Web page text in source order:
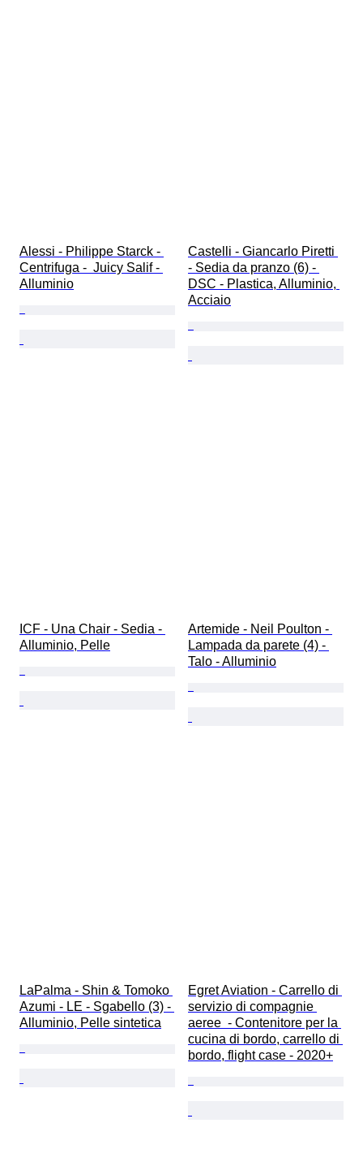
Alessi - Philippe Starck -
Centrifuga -  Juicy Salif -
Alluminio
Castelli - Giancarlo Piretti
- Sedia da pranzo (6) -
DSC - Plastica, Alluminio,
Acciaio
ICF - Una Chair - Sedia -
Alluminio, Pelle
Artemide - Neil Poulton -
Lampada da parete (4) -
Talo - Alluminio
LaPalma - Shin & Tomoko
Azumi - LE - Sgabello (3) -
Alluminio, Pelle sintetica
Egret Aviation - Carrello di
servizio di compagnie
aeree  - Contenitore per la
cucina di bordo, carrello di
bordo, flight case - 2020+